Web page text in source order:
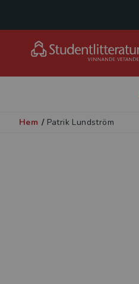
Hem / Patrik Lundström